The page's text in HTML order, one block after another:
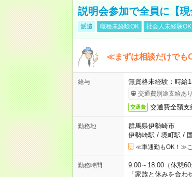
説明会参加で全員に【
派遣 職種未経験OK 社会人未経験OK
≪まずは相談だけでも
給与 無資格未経験：時
交通費別途支給あり
交通費 交通費全額支
勤務地
群馬県伊勢崎市
伊勢崎駅 / 境町駅 /
≪車通勤もOK！≫ご
勤務時間
9:00～18:00（休憩
「家族と休みを合